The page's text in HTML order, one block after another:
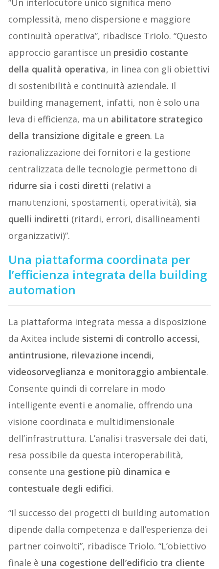
“Un interlocutore unico significa meno
complessità, meno dispersione e maggiore
continuità operativa”, ribadisce Triolo. “Questo
approccio garantisce un presidio costante
della qualità operativa, in linea con gli obiettivi
di sostenibilità e continuità aziendale. Il
building management, infatti, non è solo una
leva di efficienza, ma un abilitatore strategico
della transizione digitale e green. La
razionalizzazione dei fornitori e la gestione
centralizzata delle tecnologie permettono di
ridurre sia i costi diretti (relativi a
manutenzioni, spostamenti, operatività), sia
quelli indiretti (ritardi, errori, disallineamenti
organizzativi)”.
Una piattaforma coordinata per
l’efficienza integrata della building
automation
La piattaforma integrata messa a disposizione
da Axitea include sistemi di controllo accessi,
antintrusione, rilevazione incendi,
videosorveglianza e monitoraggio ambientale.
Consente quindi di correlare in modo
intelligente eventi e anomalie, offrendo una
visione coordinata e multidimensionale
dell’infrastruttura. L’analisi trasversale dei dati,
resa possibile da questa interoperabilità,
consente una gestione più dinamica e
contestuale degli edifici.
“Il successo dei progetti di building automation
dipende dalla competenza e dall’esperienza dei
partner coinvolti”, ribadisce Triolo. “L’obiettivo
finale è una cogestione dell’edificio tra cliente